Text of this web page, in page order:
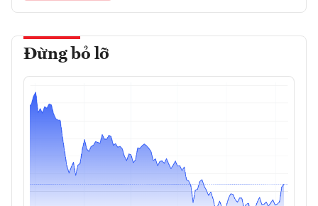
Đừng bỏ lỡ